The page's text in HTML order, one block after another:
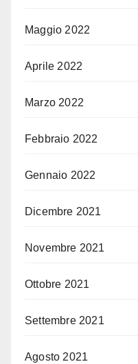
Maggio 2022
Aprile 2022
Marzo 2022
Febbraio 2022
Gennaio 2022
Dicembre 2021
Novembre 2021
Ottobre 2021
Settembre 2021
Agosto 2021